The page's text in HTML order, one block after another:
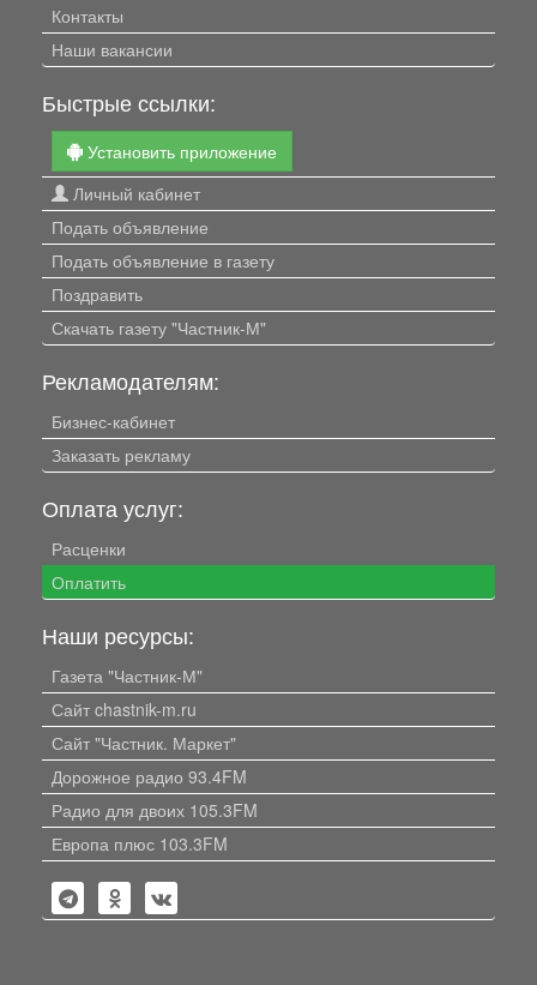
Контакты
Наши вакансии
Быстрые ссылки:
Установить приложение
Личный кабинет
Подать объявление
Подать объявление в газету
Поздравить
Скачать газету "Частник-М"
Рекламодателям:
Бизнес-кабинет
Заказать рекламу
Оплата услуг:
Расценки
Оплатить
Наши ресурсы:
Газета "Частник-М"
Сайт chastnik-m.ru
Сайт "Частник. Маркет"
Дорожное радио 93.4FM
Радио для двоих 105.3FM
Европа плюс 103.3FM